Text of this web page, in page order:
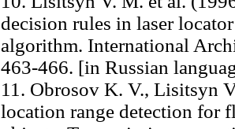
decision rules in laser
algorithm. International
463-466. [in Russian
11. Obrosov K. V., Lisitsyn
location range detection for